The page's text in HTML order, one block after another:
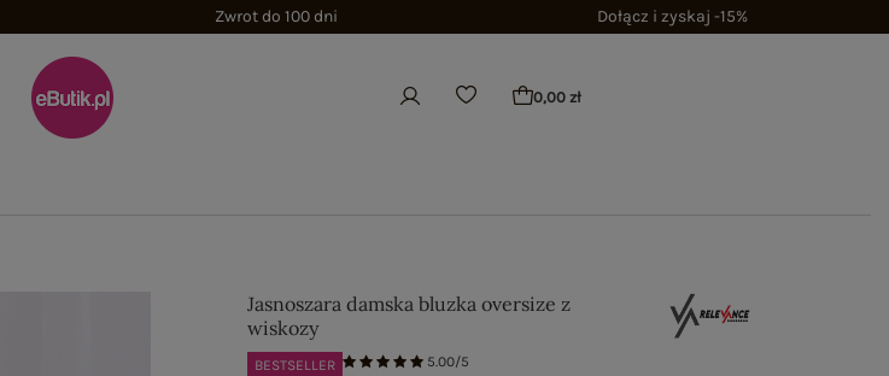
Zwrot do 100 dni Dołącz i zyskaj -15%
0,00 zł
Jasnoszara damska bluzka oversize z
wiskozy
BESTSELLER 5.00/5